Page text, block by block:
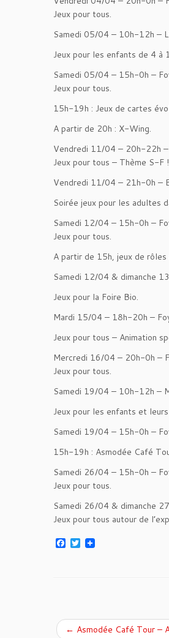
Jeux pour tous.
Samedi 05/04 – 10h-12h –
Jeux pour les enfants de 4 à
Samedi 05/04 – 15h-0h –
Jeux pour tous.
15h-19h : Jeux de cartes
A partir de 20h : X-Wing.
Vendredi 11/04 – 20h-22h
Jeux pour tous – Thème S-F !
Vendredi 11/04 – 21h-0h –
Soirée jeux pour les adultes
Samedi 12/04 – 15h-0h –
Jeux pour tous.
A partir de 15h, jeux de rôles
Samedi 12/04 & dimanche
Jeux pour la Foire Bio.
Mardi 15/04 – 18h-20h –
Jeux pour tous – Animation
Mercredi 16/04 – 20h-0h –
Jeux pour tous.
Samedi 19/04 – 10h-12h –
Jeux pour les enfants et
Samedi 19/04 – 15h-0h –
15h-19h : Asmodée Café
Samedi 26/04 – 15h-0h –
Jeux pour tous.
Samedi 26/04 & dimanche
Jeux pour tous autour de
F T
w
← Asmodée Café Tour –